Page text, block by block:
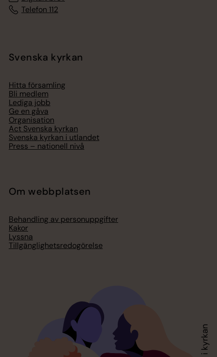
Telefon 112
Svenska kyrkan
Hitta församling
Bli medlem
Lediga jobb
Ge en gåva
Organisation
Act Svenska kyrkan
Svenska kyrkan i utlandet
Press – nationell nivå
Om webbplatsen
Behandling av personuppgifter
Kakor
Lyssna
Tillgänglighetsredogörelse